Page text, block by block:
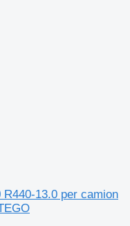
13.0 per camion